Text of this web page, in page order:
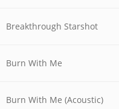
Breakthrough Starshot
Burn With Me
Burn With Me (Acoustic)